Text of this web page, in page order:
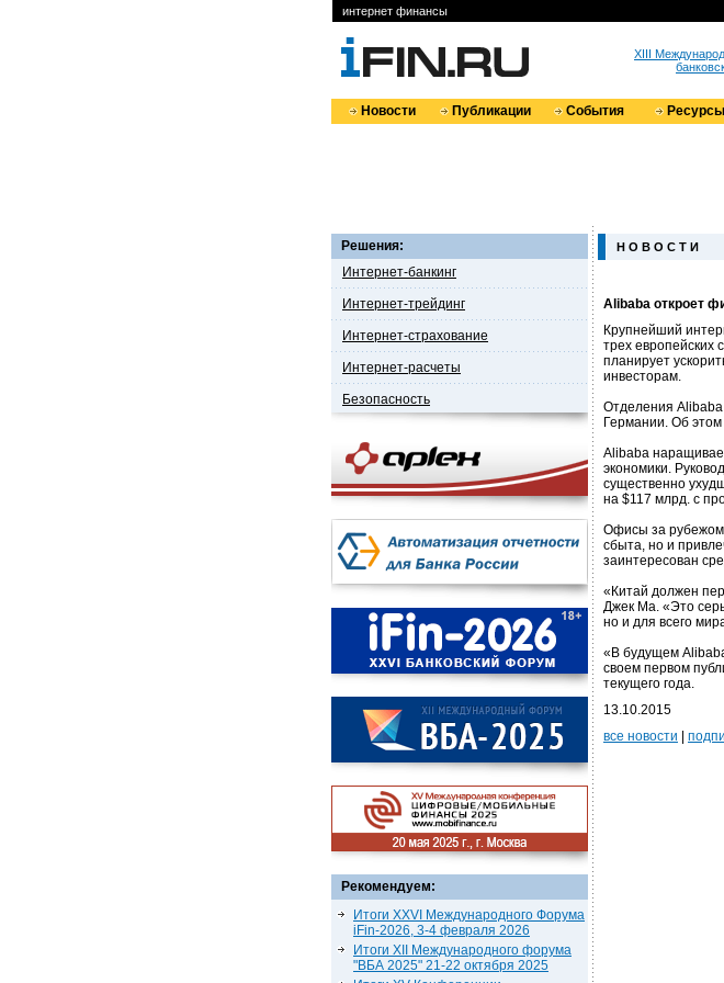
интернет финансы
XIII
Новости Публикации События Ресурсы
Решения:
Интернет-банкинг
Интернет-трейдинг
Интернет-страхование
Интернет-расчеты
Безопасность
Рекомендуем:
Итоги XXVI Международного Форума
iFin-2026, 3-4 февраля 2026
Итоги XII Международного форума
"ВБА 2025" 21-22 октября 2025
Н О В О С Т И
Alibaba откроет
Крупнейший
трех
планирует
инвесторам.
Отделения
Германии. Об
Alibaba
экономики.
существенно
на $117 млрд. с
Офисы за рубежом
сбыта, но и
заинтересован
«Китай должен
Джек Ма. «Это
но и для всего
«В будущем
своем первом
текущего года.
13.10.2015
все новости